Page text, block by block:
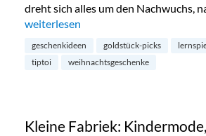
dreht sich alles um den Nachwuchs,
„Redaktions-Favoriten:
weiterlesen
geschenkideen goldstück-picks
tiptoi
weihnachtsgeschenke
Kleine Fabriek: